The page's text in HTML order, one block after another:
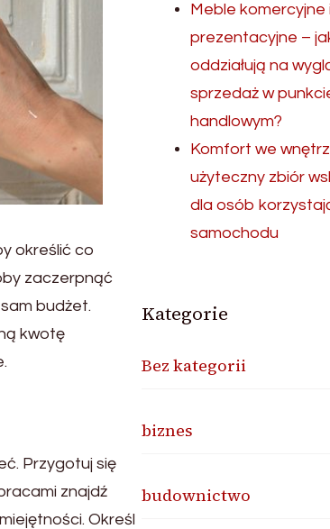
określić co
zaczerpnąć
budżet.
kwotę
Przygotuj się
znajdź
Określ
Meble komercyjne i
prezentacyjne –
oddziałują na
sprzedaż w
handlowym?
Komfort we
użyteczny zbiór
dla osób
samochodu
Kategorie
Bez kategorii
biznes
budownictwo